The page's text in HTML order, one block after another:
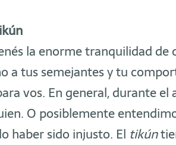
la enorme tranquilidad de
a tus semejantes y tu
vos. En general, durante
O posiblemente
haber sido injusto. El tikún